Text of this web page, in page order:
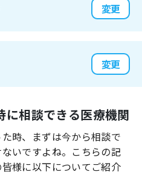
変更
変更
に相談できる医療機関
時、まずは今から相談で
いですよね。こちらの記
様に以下についてご紹介